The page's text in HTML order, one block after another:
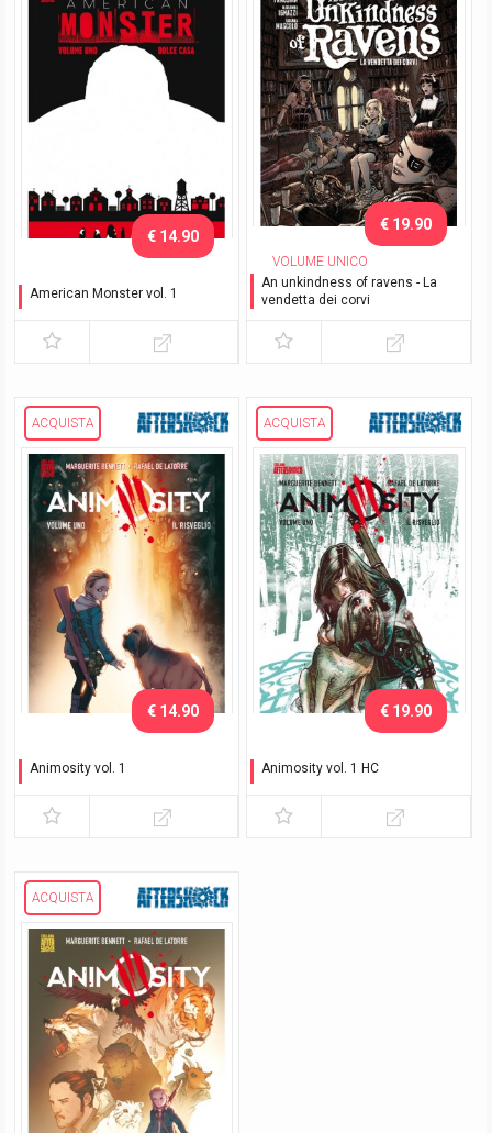
American Monster vol. 1
€ 14.90
VOLUME UNICO
An unkindness of ravens - La
vendetta dei corvi
€ 19.90
ACQUISTA
Animosity vol. 1
€ 14.90
ACQUISTA
Animosity vol. 1 HC
€ 19.90
ACQUISTA